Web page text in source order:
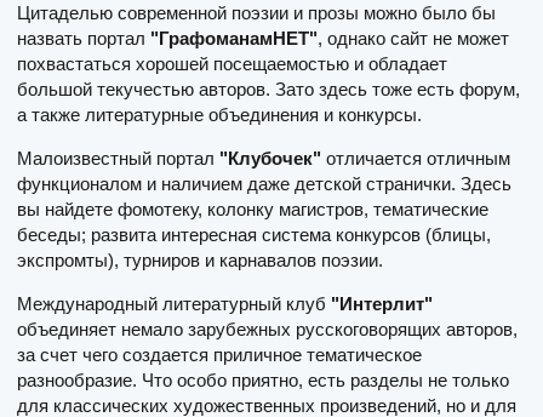
Цитаделью современной поэзии и прозы можно было бы
назвать портал "ГрафоманамНЕТ", однако сайт не может
похвастаться хорошей посещаемостью и обладает
большой текучестью авторов. Зато здесь тоже есть форум,
а также литературные объединения и конкурсы.
Малоизвестный портал "Клубочек" отличается отличным
функционалом и наличием даже детской странички. Здесь
вы найдете фомотеку, колонку магистров, тематические
беседы; развита интересная система конкурсов (блицы,
экспромты), турниров и карнавалов поэзии.
Международный литературный клуб "Интерлит"
объединяет немало зарубежных русскоговорящих авторов,
за счет чего создается приличное тематическое
разнообразие. Что особо приятно, есть разделы не только
для классических художественных произведений, но и для